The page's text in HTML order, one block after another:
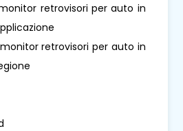
retrovisori per auto in
retrovisori per auto in